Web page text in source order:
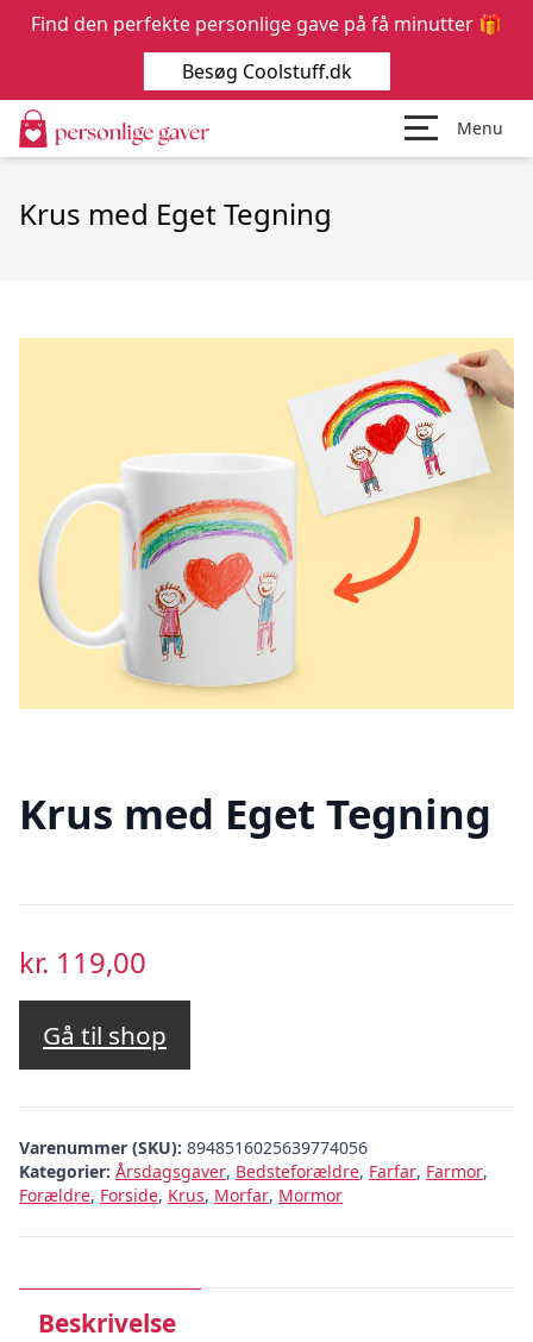
Menu
Krus med Eget Tegning
Krus med Eget Tegning
kr. 119,00
Gå til shop
Varenummer (SKU): 8948516025639774056
Kategorier: Årsdagsgaver, Bedsteforældre, Farfar, Farmor,
Forældre, Forside, Krus, Morfar, Mormor
Beskrivelse
Find den perfekte personlige gave på få minutter 🎁
Besøg Coolstuff.dk